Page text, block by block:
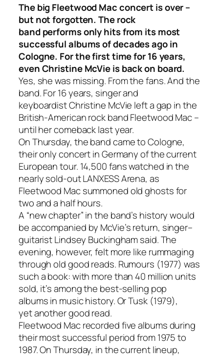
The big FleetwoodMac concertisover–
but notforgotten. Therock
bandperformsonlyhitsfrom itsmost
successfulalbumsofdecadesagoin
Cologne. For thefirst timefor16years,
evenChristine McVieisbackon board.
Yes, shewas missing. Fromthefans.Andthe
band.For16years, singerand
keyboardistChristine McVie leftagap inthe
British-Americanrock bandFleetwoodMac–
until hercomebacklastyear.
OnThursday, thebandcametoCologne,
theironlyconcert in Germanyof the current
Europeantour. 14,500fanswatched in the
nearlysold-out LANXESS Arena, as
Fleetwood Mac summoned old ghosts for
two and a half hours.
A “newchapter”inthe band’s history would
beaccompanied by McVie’sreturn, singer–
guitaristLindsey Buckingham said.The
evening, however, feltmore like rummaging
through old good reads. Rumours (1977) was
suchabook:with morethan 40 million units
sold, it’samongthe best-selling pop
albumsin music history.OrTusk (1979),
yetanother good read.
Fleetwood Macrecorded five albumsduring
theirmost successful periodfrom 1975to
1987.OnThursday, in the current lineup,